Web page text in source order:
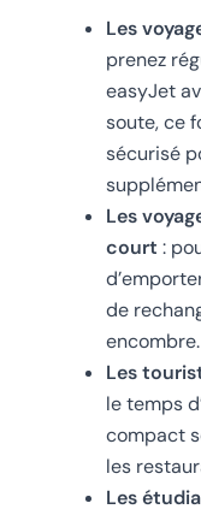
Les
prenez
easyJet
soute, ce
sécurisé
Les
court :
de
encombre.
Les
le temps
compact
les
Les